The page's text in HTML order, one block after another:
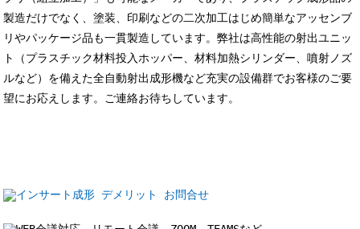
製造だけでなく、塗装、印刷などの二次加工はじめ簡単なアッセンブ
リやパッケージ品も一貫製造しています。弊社は高性能の射出ユニッ
ト（プラスチック材料投入ホッパー、材料加熱シリンダー、噴射ノズ
ルなど）を備えた全自動射出成形機など充実の設備群でお客様のご要
望にお応えします。ご連絡お待ちしています。